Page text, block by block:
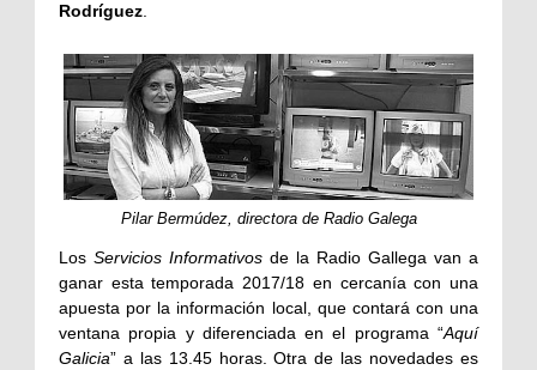
Rodríguez.
Pilar Bermúdez, directora de Radio Galega
Los Servicios Informativos de la Radio Gallega van a
ganar esta temporada 2017/18 en cercanía con una
apuesta por la información local, que contará con una
ventana propia y diferenciada en el programa “Aquí
Galicia” a las 13.45 horas. Otra de las novedades es